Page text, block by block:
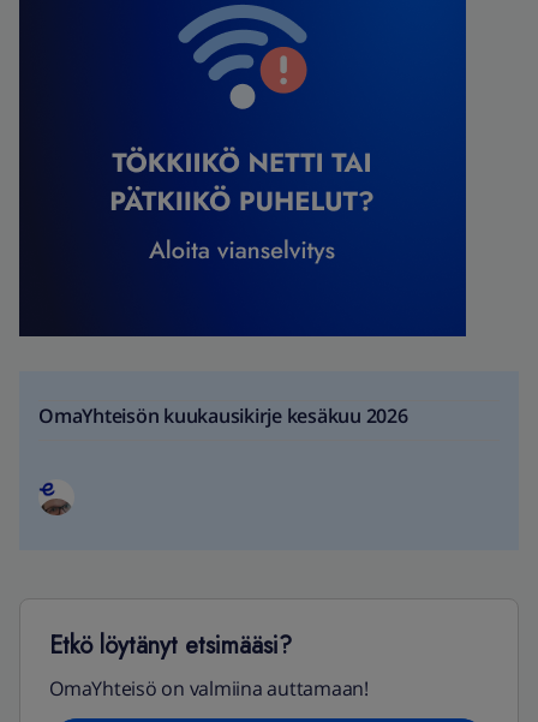
OmaYhteisön kuukausikirje kesäkuu 2026
Etkö löytänyt etsimääsi?
OmaYhteisö on valmiina auttamaan!